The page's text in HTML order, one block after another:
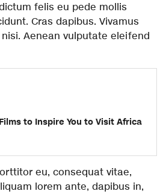
felis eu pede mollis
Cras dapibus. Vivamus
Aenean vulputate eleifend
to Inspire You to Visit Africa
eu, consequat vitae,
lorem ante, dapibus in,